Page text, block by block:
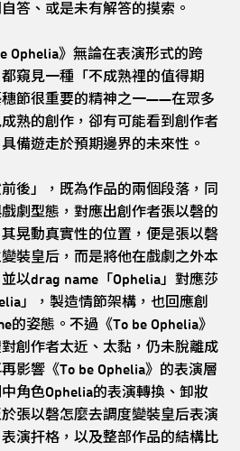
答、或是未有解答的摸索。
Ophelia》無論在表演形式的跨
窺見一種「不成熟裡的值得期
節很重要的精神之一——在眾多
熟的創作，卻有可能看到創作者
備遊走於預期邊界的未來性。
後」，既為作品的兩個段落，同
劇型態，對應出創作者張以磬的
晃動真實性的位置，便是張以磬
裝皇后，而是將他在戲劇之外本
以drag name「Ophelia」對應莎
」，製造情節架構，也回應創
的姿態。不過《To be Ophelia》
創作者太近、太黏，仍未脫離成
影響《To be Ophelia》的表演層
角色Ophelia的表演轉換、卸妝
張以磬怎麼去調度變裝皇后表演
演扞格，以及整部作品的結構比